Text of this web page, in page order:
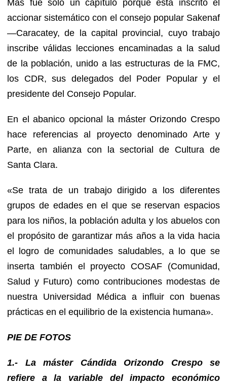
Mas fue solo un capítulo porque está inscrito el
accionar sistemático con el consejo popular Sakenaf
—Caracatey, de la capital provincial, cuyo trabajo
inscribe válidas lecciones encaminadas a la salud
de la población, unido a las estructuras de la FMC,
los CDR, sus delegados del Poder Popular y el
presidente del Consejo Popular.
En el abanico opcional la máster Orizondo Crespo
hace referencias al proyecto denominado Arte y
Parte, en alianza con la sectorial de Cultura de
Santa Clara.
«Se trata de un trabajo dirigido a los diferentes
grupos de edades en el que se reservan espacios
para los niños, la población adulta y los abuelos con
el propósito de garantizar más años a la vida hacia
el logro de comunidades saludables, a lo que se
inserta también el proyecto COSAF (Comunidad,
Salud y Futuro) como contribuciones modestas de
nuestra Universidad Médica a influir con buenas
prácticas en el equilibrio de la existencia humana».
PIE DE FOTOS
1.- La máster Cándida Orizondo Crespo se
refiere a la variable del impacto económico